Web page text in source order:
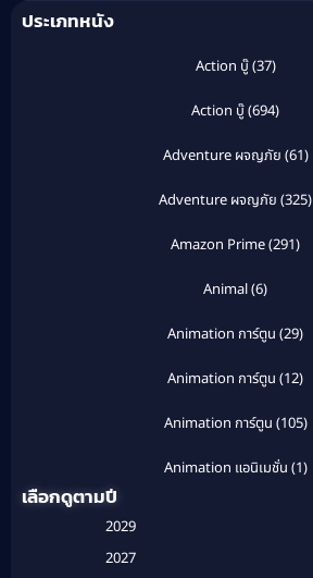
ประเภทหนัง
Action บู๊(37)
Action บู๊(694)
Adventure ผจญภัย (61)
Adventure ผจญภัย (325)
Amazon Prime(291)
Animal(6)
Animation การ์ตูน (29)
Animation การ์ตูน (12)
Animation การ์ตูน (105)
Animation แอนิเมชั่น (1)
เลือกดูตามปี
2029
2027